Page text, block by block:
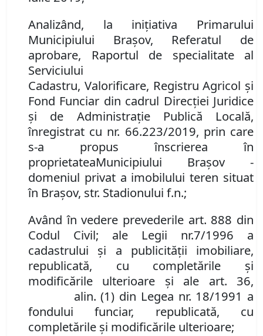
Analizând, la inițiativa Primarului
Municipiului Brașov, Referatul de
aprobare, Raportul de specialitate al
Serviciului
Cadastru, Valorificare, RegistruAgricol și
Fond Funciar din cadrul Direcției Juridice
și de Administrație Publică Locală,
înregistrat cu nr. 66.223/2019, prin care
s-a propusînscriereaîn
proprietateaMunicipiului Brașov -
domeniul privat a imobilului teren situat
în Brașov, str. Stadionului f.n.;
Avândîn vedere prevederile art. 888 din
Codul Civil; ale Legii nr.7/1996 a
cadastrului și a publicității imobiliare,
republicată, cu completările și
modificările ulterioare și ale art. 36,
alin. (1) din Legea nr. 18/1991 a
fondului funciar, republicată, cu
completările și modificările ulterioare;